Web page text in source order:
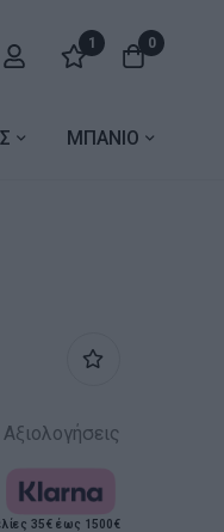
1 0
ΜΠΑΝΙΟ
35€ έως 1500€